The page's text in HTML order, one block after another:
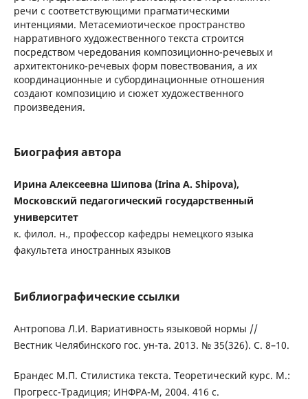
речи с соответствующими прагматическими
интенциями. Метасемиотическое пространство
нарративного художественного текста строится
посредством чередования композиционно-речевых и
архитектонико-речевых форм повествования, а их
координационные и субординационные отношения
создают композицию и сюжет художественного
произведения.
Биография автора
Ирина Алексеевна Шипова (Irina A. Shipova),
Московский педагогический государственный
университет
к. филол. н., профессор кафедры немецкого языка
факультета иностранных языков
Библиографические ссылки
Антропова Л.И. Вариативность языковой нормы //
Вестник Челябинского гос. ун-та. 2013. № 35(326). С. 8–10.
Брандес М.П. Стилистика текста. Теоретический курс. М.:
Прогресс-Традиция; ИНФРА-М, 2004. 416 с.